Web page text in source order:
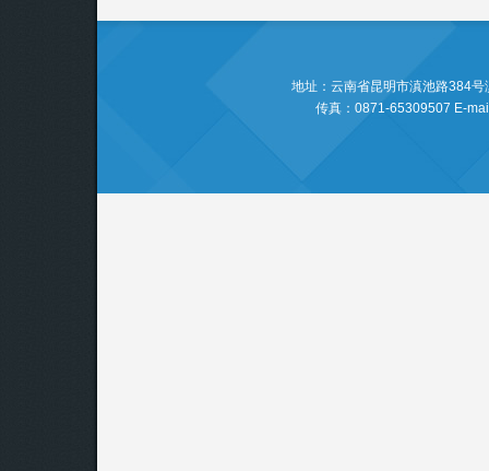
地址：云南省昆明市滇池路384
传真：0871-65309507 E-